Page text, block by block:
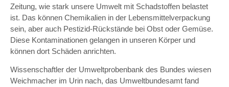
Zeitung, wie stark unsere Umwelt mit Schadstoffen belastet
ist. Das können Chemikalien in der Lebensmittelverpackung
sein, aber auch Pestizid-Rückstände bei Obst oder Gemüse.
Diese Kontaminationen gelangen in unseren Körper und
können dort Schäden anrichten.
Wissenschaftler der Umweltprobenbank des Bundes wiesen
Weichmacher im Urin nach, das Umweltbundesamt fand